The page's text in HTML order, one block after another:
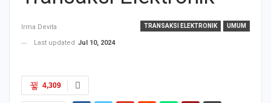
TRANSAKSI ELEKTRONIK UMUM
Irma Devita
Last updated Jul 10, 2024
4,309